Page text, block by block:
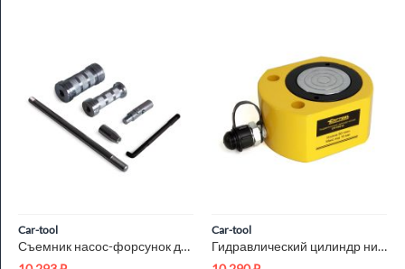
Car-tool
Съемник насос-форсунок для грузовиков Car-Tool CT-1855A
Car-tool
Гидравлический цилиндр низкий 50т. Car-Tool CT-T5012